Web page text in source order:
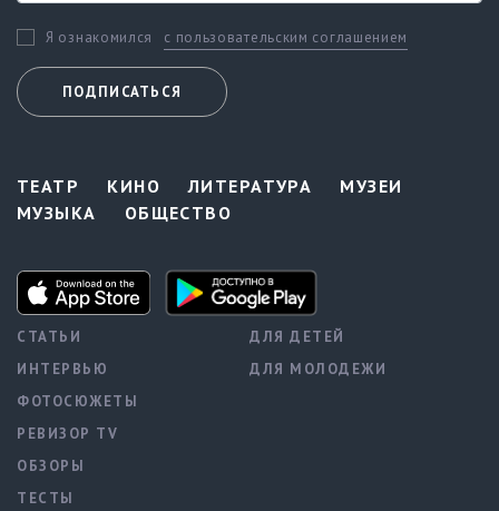
Я ознакомился с пользовательским соглашением
ПОДПИСАТЬСЯ
ТЕАТР КИНО ЛИТЕРАТУРА
МУЗЕИ
МУЗЫКА
ОБЩЕСТВО
СТАТЬИ
ИНТЕРВЬЮ
ФОТОСЮЖЕТЫ
РЕВИЗОР TV
ОБЗОРЫ
ТЕСТЫ
ДЛЯ ДЕТЕЙ
ДЛЯ МОЛОДЕЖИ